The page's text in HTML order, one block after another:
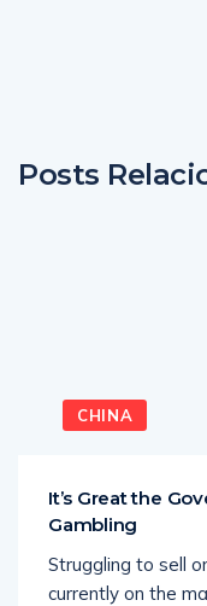
Posts
CHINA
It’s Great the
Gambling
Struggling to sell
currently on the